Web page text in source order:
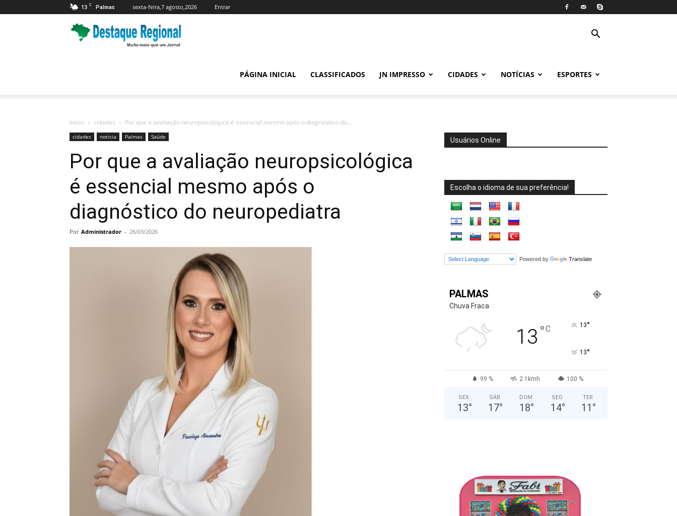
13 C Palmas sexta-feira,7 agosto,2026 Entrar
PÁGINA INICIAL CLASSIFICADOS JN IMPRESSO CIDADES NOTÍCIAS ESPORTES
Início cidades Por que a avaliação neuropsicológica é essencial mesmo após o diagnóstico do...
cidades noticia Palmas Saúde
Por que a avaliação neuropsicológica
é essencial mesmo após o
diagnóstico do neuropediatra
Por Administrador - 26/03/2026
Usuários Online
Escolha o idioma de sua preferência!
Powered by Translate
PALMAS
Chuva Fraca
13 °C 13°
13°
99 % 2.1kmh 100 %
SEX
13°
SÁB
17°
DOM
18°
SEG
14°
TER
11 °